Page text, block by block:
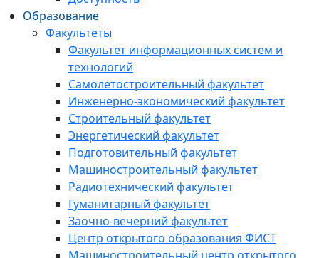
Образование
Факультеты
Факультет информационных систем и
технологий
Самолетостроительный факультет
Инженерно-экономический факультет
Строительный факультет
Энергетический факультет
Подготовительный факультет
Машиностроительный факультет
Радиотехнический факультет
Гуманитарный факультет
Заочно-вечерний факультет
Центр открытого образования ФИСТ